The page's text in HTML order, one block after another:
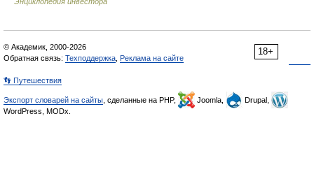
18+
© Академик, 2000-2026
Обратная связь: Техподдержка Реклама на сайте
👣 Путешествия
Экспорт словарей на сайты , сделанные на PHP, Joomla,
Drupal,
WordPress, MODx.